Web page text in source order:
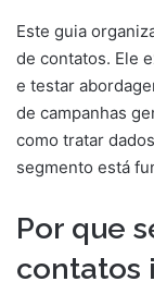
Este guia
de contatos. Ele
e testar
de campanhas
como tratar
segmento está
Por que
contatos